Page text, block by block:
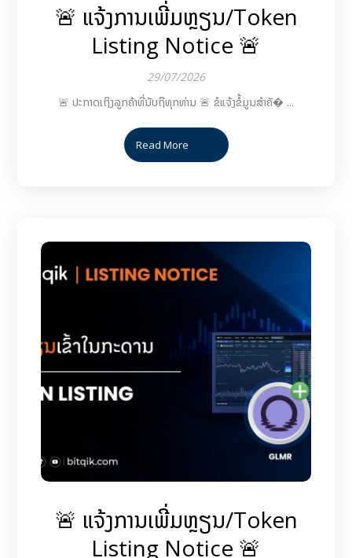
🚨 ແຈ້ງການເພີ່ມຫຼຽນ/Token
Listing Notice 🚨
29/07/2026
🚨 ປະກາດເຖິງລູກຄ້າທີ່ນັບຖືທຸກທ່ານ 🚨 ຂໍແຈ້ງຂໍ້ມູນສຳຄັ� ...
Read More
🚨 ແຈ້ງການເພີ່ມຫຼຽນ/Token
Listing Notice 🚨